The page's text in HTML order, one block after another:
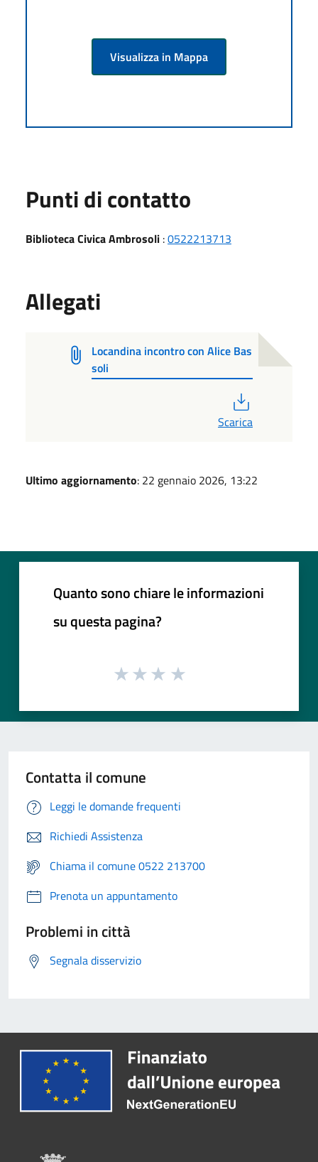
Visualizza in Mappa
Punti di contatto
Biblioteca Civica Ambrosoli :0522213713
Allegati
Locandina incontro con Alice Bas
soli
Scarica
Ultimo aggiornamento: 22 gennaio 2026, 13:22
Quanto sono chiare le informazioni
su questa pagina?
Contatta il comune
Leggi le domande frequenti
Richiedi Assistenza
Chiama il comune 0522 213700
Prenota un appuntamento
Problemi in città
Segnala disservizio